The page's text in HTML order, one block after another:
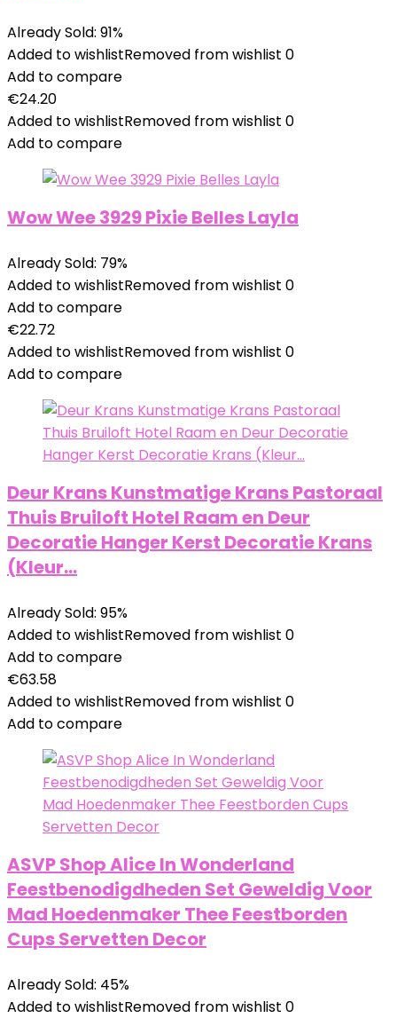
Already Sold: 91%
Added to wishlistRemoved from wishlist 0
Add to compare
€24.20
Added to wishlistRemoved from wishlist 0
Add to compare
Wow Wee 3929 Pixie Belles Layla
Already Sold: 79%
Added to wishlistRemoved from wishlist 0
Add to compare
€22.72
Added to wishlistRemoved from wishlist 0
Add to compare
Deur Krans Kunstmatige Krans Pastoraal
Thuis Bruiloft Hotel Raam en Deur
Decoratie Hanger Kerst Decoratie Krans
(Kleur…
Already Sold: 95%
Added to wishlistRemoved from wishlist 0
Add to compare
€63.58
Added to wishlistRemoved from wishlist 0
Add to compare
ASVP Shop Alice In Wonderland
Feestbenodigdheden Set Geweldig Voor
Mad Hoedenmaker Thee Feestborden
Cups Servetten Decor
Already Sold: 45%
Added to wishlistRemoved from wishlist 0